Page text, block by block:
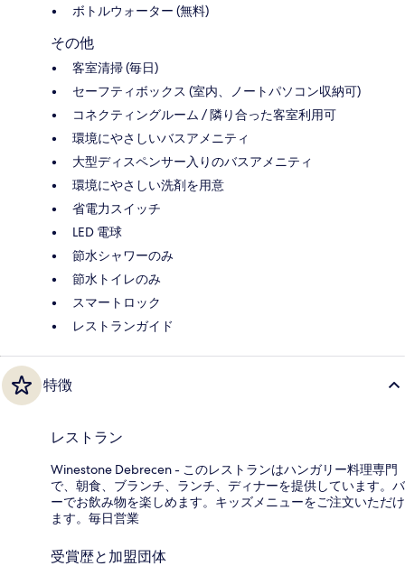
ボトルウォーター (無料)
その他
客室清掃 (毎日)
セーフティボックス (室内、ノートパソコン収納可)
コネクティングルーム / 隣り合った客室利用可
環境にやさしいバスアメニティ
大型ディスペンサー入りのバスアメニティ
環境にやさしい洗剤を用意
省電力スイッチ
LED 電球
節水シャワーのみ
節水トイレのみ
スマートロック
レストランガイド
特徴
レストラン
Winestone Debrecen - このレストランはハンガリー料理専門
で、朝食、ブランチ、ランチ、ディナーを提供しています。バ
ーでお飲み物を楽しめます。キッズメニューをご注文いただけ
ます。毎日営業
受賞歴と加盟団体